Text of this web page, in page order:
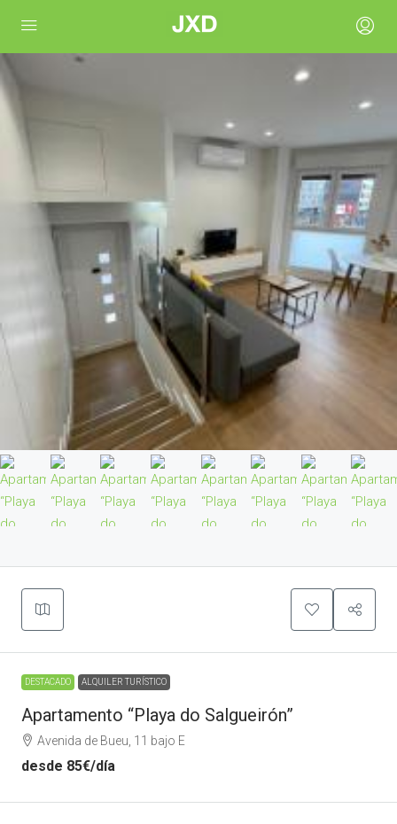
DESTACADO ALQUILER TURÍSTICO
Apartamento “Playa do Salgueirón”
Avenida de Bueu, 11 bajo E
desde 85€/día